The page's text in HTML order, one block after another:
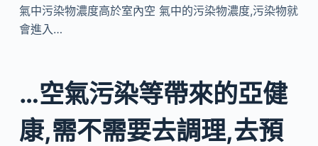
氣中污染物濃度高於室內空 氣中的污染物濃度,污染物就
會進入…
…空氣污染等帶來的亞健
康,需不需要去調理,去預